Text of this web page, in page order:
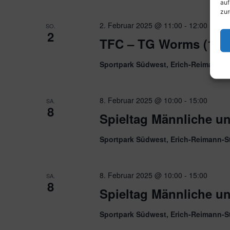
SO.
2 TFC – TG Worms (1.
2. Februar 2025 @ 11:00 - 12:00
Sportpark Südwest, Erich-Reimann-
SA.
8 Spieltag Männliche
8. Februar 2025 @ 10:00 - 15:00
Sportpark Südwest, Erich-Reimann-
SA.
8 Spieltag Männliche
8. Februar 2025 @ 10:00 - 15:00
Sportpark Südwest, Erich-Reimann-